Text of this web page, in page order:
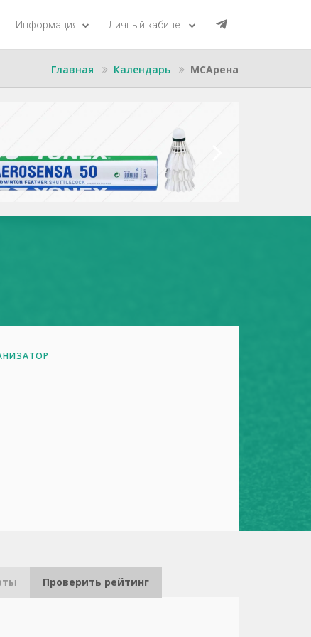
Информация Личный кабинет
Главная Календарь МСАрена
Проверить рейтинг